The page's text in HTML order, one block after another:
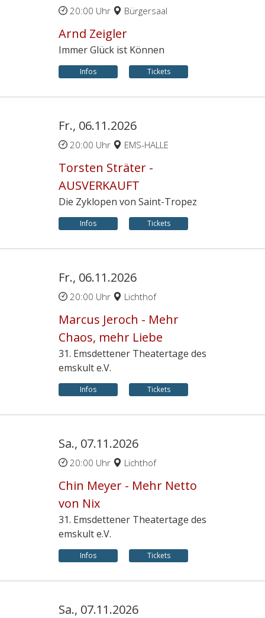
20:00 Uhr Bürgersaal
Arnd Zeigler
Immer Glück ist Können
Infos Tickets
Fr., 06.11.2026
20:00 Uhr EMS-HALLE
Torsten Sträter -
AUSVERKAUFT
Die Zyklopen von Saint-Tropez
Infos Tickets
Fr., 06.11.2026
20:00 Uhr Lichthof
Marcus Jeroch - Mehr
Chaos, mehr Liebe
31. Emsdettener Theatertage des
emskult e.V.
Infos Tickets
Sa., 07.11.2026
20:00 Uhr Lichthof
Chin Meyer - Mehr Netto
von Nix
31. Emsdettener Theatertage des
emskult e.V.
Infos Tickets
Sa., 07.11.2026